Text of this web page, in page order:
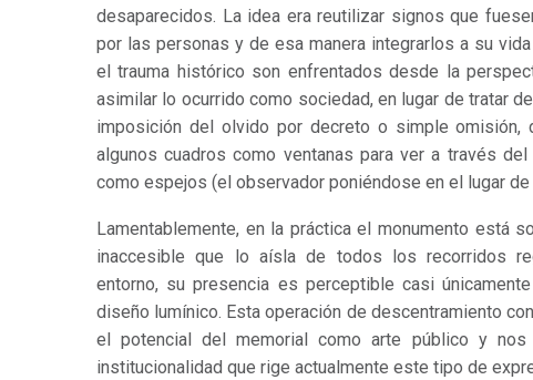
desaparecidos. La idea era reutilizar signos que
por las personas y de esa manera integrarlos a su
el trauma histórico son enfrentados desde la
asimilar lo ocurrido como sociedad, en lugar de tratar
imposición del olvido por decreto o simple omisión,
algunos cuadros como ventanas para ver a través
como espejos (el observador poniéndose en el lugar de
Lamentablemente, en la práctica el monumento está
inaccesible que lo aísla de todos los recorridos
entorno, su presencia es perceptible casi
diseño lumínico. Esta operación de descentramiento
el potencial del memorial como arte público y nos
institucionalidad que rige actualmente este tipo de